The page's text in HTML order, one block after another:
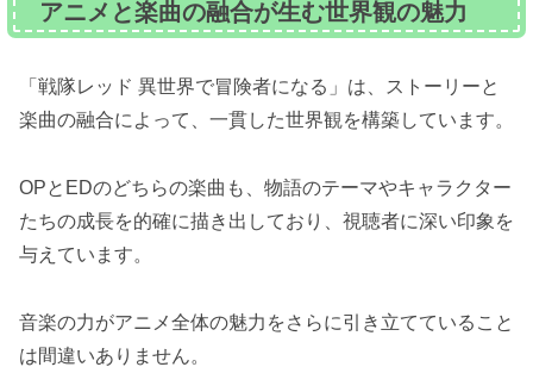
アニメと楽曲の融合が生む世界観の魅力
「戦隊レッド 異世界で冒険者になる」は、ストーリーと
楽曲の融合によって、一貫した世界観を構築しています。
OPとEDのどちらの楽曲も、物語のテーマやキャラクター
たちの成長を的確に描き出しており、視聴者に深い印象を
与えています。
音楽の力がアニメ全体の魅力をさらに引き立てていること
は間違いありません。